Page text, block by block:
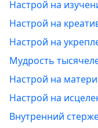
Настрой на
Настрой на
Настрой на
Мудрость
Настрой на
Настрой на
Внутренний